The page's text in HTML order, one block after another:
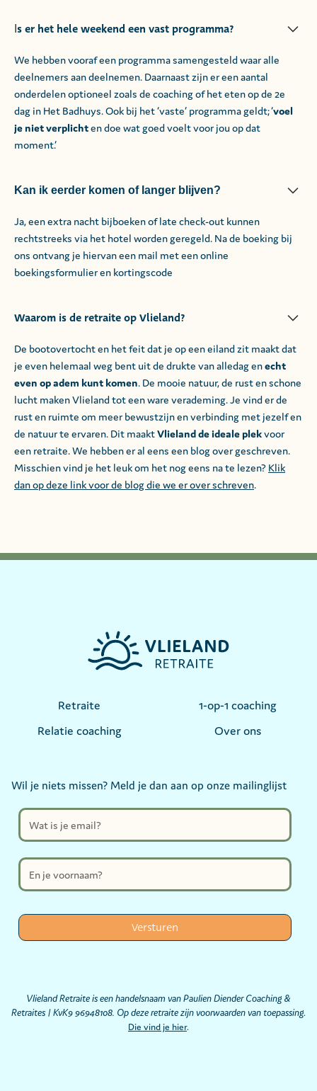
s er het hele weekend een vast programma?
We hebben vooraf een programma samengesteld waar alle
deelnemers aan deelnemen. Daarnaast zijn er een aantal
onderdelen optioneel zoals de coaching of het eten op de 2e
dag in Het Badhuys. Ook bij het ‘vaste’ programma geldt; ‘voel
je niet verplichten doe wat goed voelt voor jou op dat
moment.’
Kan ik eerder komen of langer blijven?
Ja, een extra nacht bijboeken of late check-out kunnen
rechtstreeks via het hotel worden geregeld. Na de boeking bij
ons ontvang je hiervan een mail met een online
boekingsformulier en kortingscode
Waarom is de retraite op Vlieland?
De bootovertocht en het feit dat je op een eiland zit maakt dat
je even helemaal weg bent uit de drukte van alledag enecht
even op adem kunt komen. De mooie natuur, de rust en schone
lucht maken Vlieland tot een ware verademing. Je vind er de
rust en ruimte om meer bewustzijn en verbinding met jezelf en
de natuur te ervaren. Dit maaktVlieland de ideale plekvoor
een retraite. We hebben er al eens een blog over geschreven.
Misschien vind je het leuk om het nog eens na te lezen? Klik
dan op deze link voor de blog die we er over schreven.
Retraite
1-op-1 coaching
Relatie coaching
Over ons
Wil je niets missen? Meld je dan aan op onze mailinglijst
Vlieland Retraite is een handelsnaam van Paulien Diender Coaching &
Retraites | KvK9 96948108. Op deze retraite zijn voorwaarden van toepassing.
Die vind je hier.